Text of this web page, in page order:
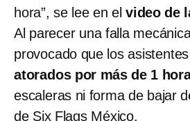
hora”, se lee en elvideo de
Al parecer una falla
provocado que los
atorados por más de 1
escaleras ni forma de bajar
de Six Flags México.